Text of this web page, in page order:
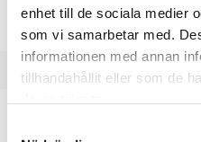
enhet till de sociala medier
som vi samarbetar med.
informationen med annan
tillhandahållit eller som de
Produktbeskrivning